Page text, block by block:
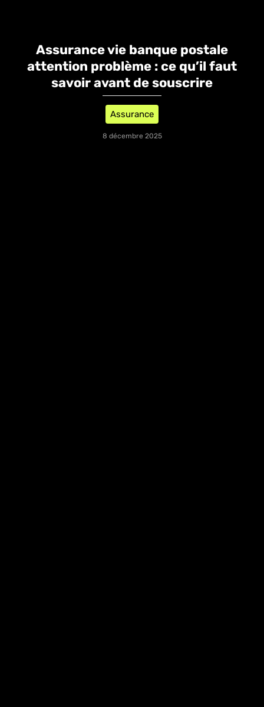
Assurance vie banque postale
attention problème​ : ce qu’il faut
savoir avant de souscrire
Assurance
8 décembre 2025